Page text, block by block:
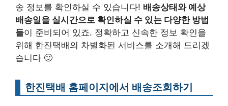
송 정보를 확인하실 수 있습니다! 배송상태와 예상
배송일을 실시간으로 확인하실 수 있는 다양한 방법
들이 준비되어 있죠. 정확하고 신속한 정보 확인을
위해 한진택배의 차별화된 서비스를 소개해 드리겠
습니다 🙂
한진택배 홈페이지에서 배송조회하기